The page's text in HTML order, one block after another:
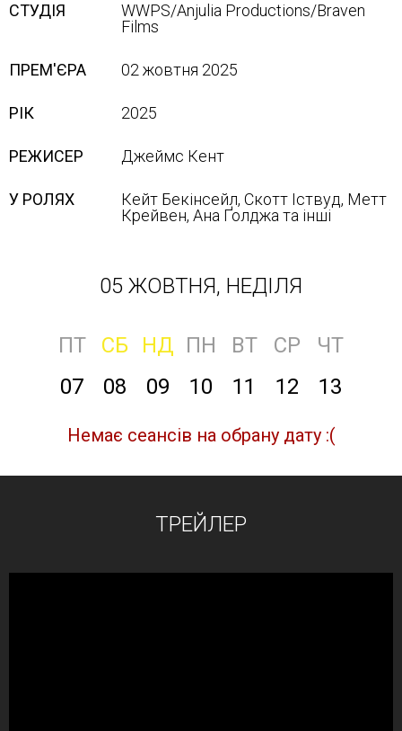
СТУДІЯ
WWPS/Anjulia Productions/Braven
Films
ПРЕМ'ЄРА 02 жовтня 2025
РІК 2025
РЕЖИСЕР Джеймс Кент
У РОЛЯХ
Кейт Бекінсейл, Скотт Іствуд, Метт
Крейвен, Ана Ґолджа та інші
05 ЖОВТНЯ, НЕДІЛЯ
ПТ СБ НД ПН ВТ СР
ЧТ
07
08 09 10 11 12 13
Немає сеансів на обрану дату :(
ТРЕЙЛЕР